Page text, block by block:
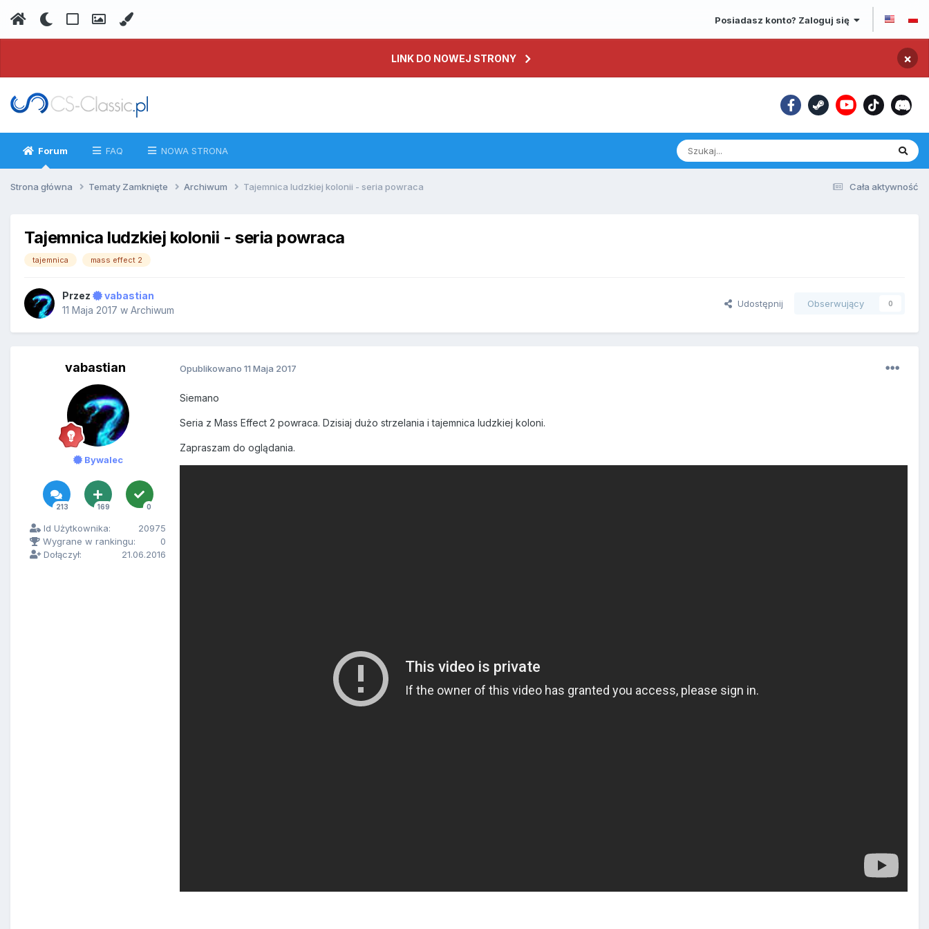
Posiadasz konto? Zaloguj się
LINK DO NOWEJ STRONY ×
Forum FAQ NOWA STRONA
Cała aktywność
Strona główna Tematy Zamknięte Archiwum Tajemnica ludzkiej kolonii - seria powraca
Tajemnica ludzkiej kolonii - seria powraca
tajemnica mass effect 2
Przez
vabastian
11 Maja 2017 w Archiwum
Udostępnij Obserwujący 0
vabastian
Bywalec
213 169 0
Id Użytkownika:
20975
Wygrane w rankingu:
0
Dołączył:
21.06.2016
Opublikowano 11 Maja 2017
Siemano
Seria z Mass Effect 2 powraca. Dzisiaj dużo strzelania i tajemnica ludzkiej koloni.
Zapraszam do oglądania.